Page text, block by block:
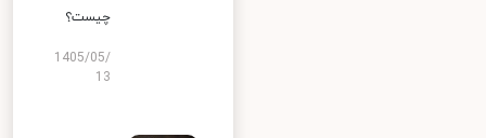
چیست؟
1405/05/
13